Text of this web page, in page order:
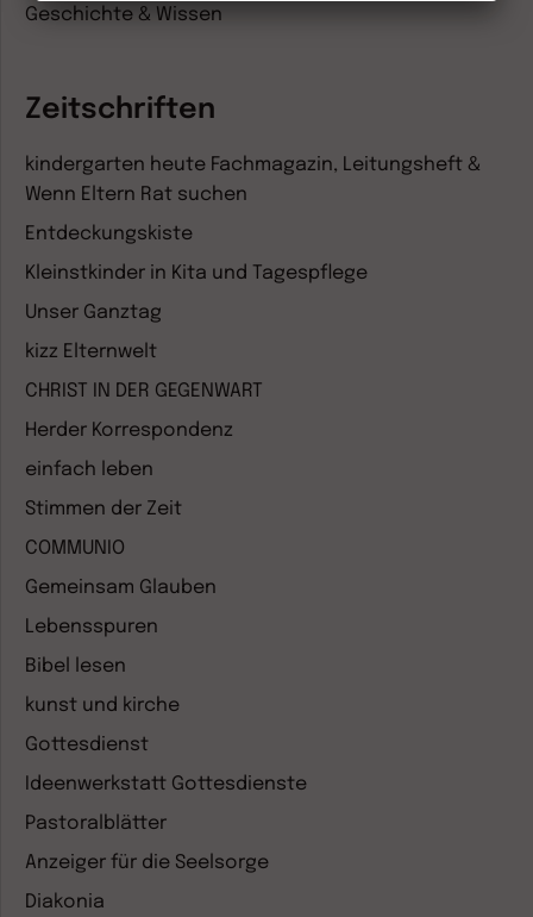
Geschichte & Wissen
Zeitschriften
kindergarten heute Fachmagazin, Leitungsheft &
Wenn Eltern Rat suchen
Entdeckungskiste
Kleinstkinder in Kita und Tagespflege
Unser Ganztag
kizz Elternwelt
CHRIST IN DER GEGENWART
Herder Korrespondenz
einfach leben
Stimmen der Zeit
COMMUNIO
Gemeinsam Glauben
Lebensspuren
Bibel lesen
kunst und kirche
Gottesdienst
Ideenwerkstatt Gottesdienste
Pastoralblätter
Anzeiger für die Seelsorge
Diakonia